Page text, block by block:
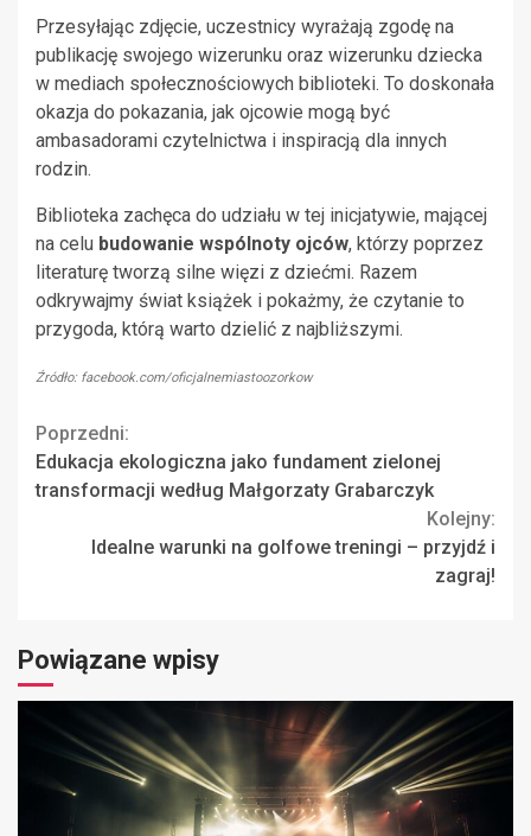
Przesyłając zdjęcie, uczestnicy wyrażają zgodę na
publikację swojego wizerunku oraz wizerunku dziecka
w mediach społecznościowych biblioteki. To doskonała
okazja do pokazania, jak ojcowie mogą być
ambasadorami czytelnictwa i inspiracją dla innych
rodzin.
Biblioteka zachęca do udziału w tej inicjatywie, mającej
na celu budowanie wspólnoty ojców, którzy poprzez
literaturę tworzą silne więzi z dziećmi. Razem
odkrywajmy świat książek i pokażmy, że czytanie to
przygoda, którą warto dzielić z najbliższymi.
Źródło: facebook.com/oficjalnemiastoozorkow
Continue
Reading
Poprzedni:
Edukacja ekologiczna jako fundament zielonej
transformacji według Małgorzaty Grabarczyk
Kolejny:
Idealne warunki na golfowe treningi – przyjdź i
zagraj!
Powiązane wpisy